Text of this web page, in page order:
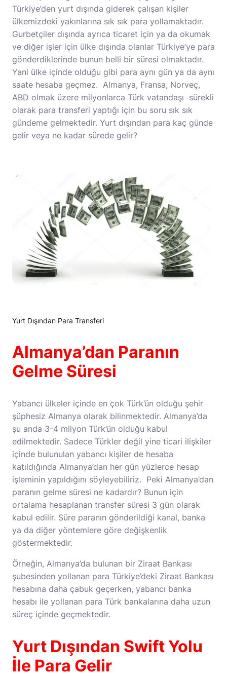
Türkiye’den yurt dışında giderek çalışan kişiler
ülkemizdeki yakınlarına sık sık para yollamaktadır.
Gurbetçiler dışında ayrıca ticaret için ya da okumak
ve diğer işler için ülke dışında olanlar Türkiye’ye para
gönderdiklerinde bunun belli bir süresi olmaktadır.
Yani ülke içinde olduğu gibi para aynı gün ya da aynı
saate hesaba geçmez. Almanya, Fransa, Norveç,
ABD olmak üzere milyonlarca Türk vatandaşı sürekli
olarak para transferi yaptığı için bu soru sık sık
gündeme gelmektedir. Yurt dışından para kaç günde
gelir veya ne kadar sürede gelir?
Yurt Dışından Para Transferi
Almanya’dan Paranın
Gelme Süresi
Yabancı ülkeler içinde en çok Türk’ün olduğu şehir
şüphesiz Almanya olarak bilinmektedir. Almanya’da
şu anda 3-4 milyon Türk’ün olduğu kabul
edilmektedir. Sadece Türkler değil yine ticari ilişkiler
içinde bulunulan yabancı kişiler de hesaba
katıldığında Almanya’dan her gün yüzlerce hesap
işleminin yapıldığını söyleyebiliriz. Peki Almanya’dan
paranın gelme süresi ne kadardır? Bunun için
ortalama hesaplanan transfer süresi 3 gün olarak
kabul edilir. Süre paranın gönderildiği kanal, banka
ya da diğer yöntemlere göre değişkenlik
göstermektedir.
Örneğin, Almanya’da bulunan bir Ziraat Bankası
şubesinden yollanan para Türkiye’deki Ziraat Bankası
hesabına daha çabuk geçerken, yabancı banka
hesabı ile yollanan para Türk bankalarına daha uzun
süreç içinde geçmektedir.
Yurt Dışından Swift Yolu
İle Para Gelir